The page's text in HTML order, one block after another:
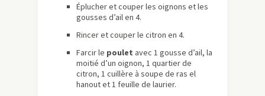
Éplucher et couper les oignons et les
gousses d’ail en 4.
Rincer et couper le citron en 4.
Farcir le poulet avec 1 gousse d’ail, la
moitié d’un oignon, 1 quartier de
citron, 1 cuillère à soupe de ras el
hanout et 1 feuille de laurier.